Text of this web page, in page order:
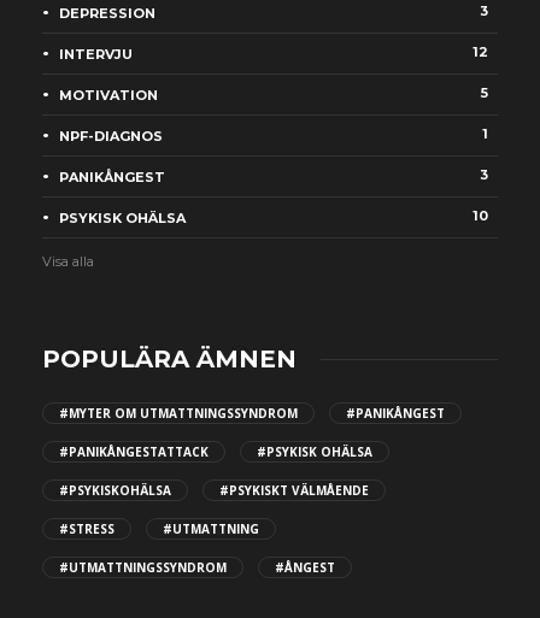
DEPRESSION 3
INTERVJU 12
MOTIVATION 5
NPF-DIAGNOS 1
PANIKÅNGEST 3
PSYKISK OHÄLSA 10
Visa alla
POPULÄRA ÄMNEN
#MYTER OM UTMATTNINGSSYNDROM #PANIKÅNGEST
#PANIKÅNGESTATTACK #PSYKISK OHÄLSA
#PSYKISKOHÄLSA #PSYKISKT VÄLMÅENDE
#STRESS #UTMATTNING
#UTMATTNINGSSYNDROM #ÅNGEST